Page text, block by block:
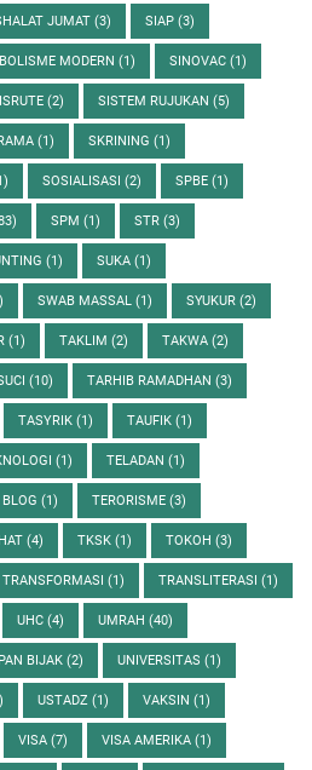
JUMAT (3) SIAP (3)
MODERN (1) SINOVAC (1)
(2) SISTEM RUJUKAN (5)
(1) SKRINING (1)
SOSIALISASI (2) SPBE (1)
SPM (1) STR (3)
(1) SUKA (1)
SWAB MASSAL (1) SYUKUR (2)
(1) TAKLIM (2) TAKWA (2)
(10) TARHIB RAMADHAN (3)
TASYRIK (1) TAUFIK (1)
(1) TELADAN (1)
(1) TERORISME (3)
(4) TKSK (1) TOKOH (3)
TRANSFORMASI (1) TRANSLITERASI (1)
UHC (4) UMRAH (40)
BIJAK (2) UNIVERSITAS (1)
USTADZ (1) VAKSIN (1)
VISA (7) VISA AMERIKA (1)